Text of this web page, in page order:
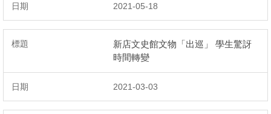
2021-05-18
新店文史館文物「出巡」 學生驚訝
時間轉變
2021-03-03